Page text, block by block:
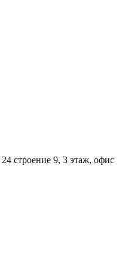
строение 9, 3 этаж, офис